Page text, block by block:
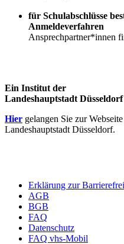
für Schulabschlüsse
Anmeldeverfahren
Ansprechpartner*innen
Ein Institut der
Landeshauptstadt Düsseldorf
Hier gelangen Sie zur
Landeshauptstadt Düsseldorf.
Erklärung zur
AGB
BGB
FAQ
Datenschutz
FAQ vhs-Mobil